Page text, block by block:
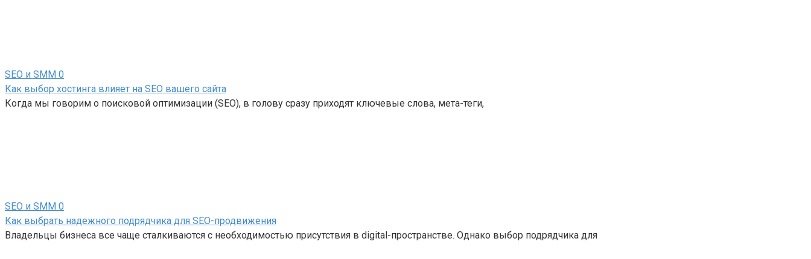
SEO и SMM 0
Как выбор хостинга влияет на SEO вашего сайта
Когда мы говорим о поисковой оптимизации (SEO), в голову сразу приходят ключевые слова, мета-теги,
SEO и SMM 0
Как выбрать надежного подрядчика для SEO-продвижения
Владельцы бизнеса все чаще сталкиваются с необходимостью присутствия в digital-пространстве. Однако выбор подрядчика для